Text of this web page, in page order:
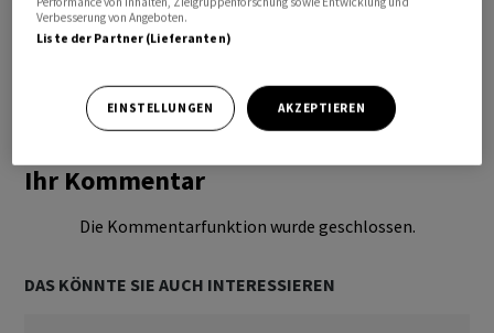
Bevorzugte Quelle So funktioniert's
Ihr Kommentar
Die Kommentarfunktion wurde geschlossen.
DAS KÖNNTE SIE AUCH INTERESSIEREN
Verbesserung von Angeboten.
Liste der Partner (Lieferanten)
EINSTELLUNGEN AKZEPTIEREN